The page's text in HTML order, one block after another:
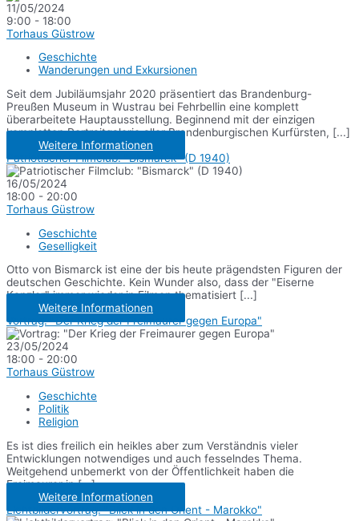
11/05/2024
9:00 - 18:00
Torhaus Güstrow
Geschichte
Wanderungen und Exkursionen
Seit dem Jubiläumsjahr 2020 präsentiert das Brandenburg-
Preußen Museum in Wustrau bei Fehrbellin eine komplett
überarbeitete Hauptausstellung. Beginnend mit der einzigen
kompletten Portraitgalerie aller Brandenburgischen Kurfürsten, [...]
Weitere Informationen
Patriotischer Filmclub: "Bismarck" (D 1940)
16/05/2024
18:00 - 20:00
Torhaus Güstrow
Geschichte
Geselligkeit
Otto von Bismarck ist eine der bis heute prägendsten Figuren der
deutschen Geschichte. Kein Wunder also, dass der "Eiserne
Kanzler" immer wieder in Filmen thematisiert [...]
Weitere Informationen
Vortrag: "Der Krieg der Freimaurer gegen Europa"
23/05/2024
18:00 - 20:00
Torhaus Güstrow
Geschichte
Politik
Religion
Es ist dies freilich ein heikles aber zum Verständnis vieler
Entwicklungen notwendiges und auch fesselndes Thema.
Weitgehend unbemerkt von der Öffentlichkeit haben die
Freimaurer in [...]
Weitere Informationen
Lichtbildervortrag: "Blick in den Orient - Marokko"